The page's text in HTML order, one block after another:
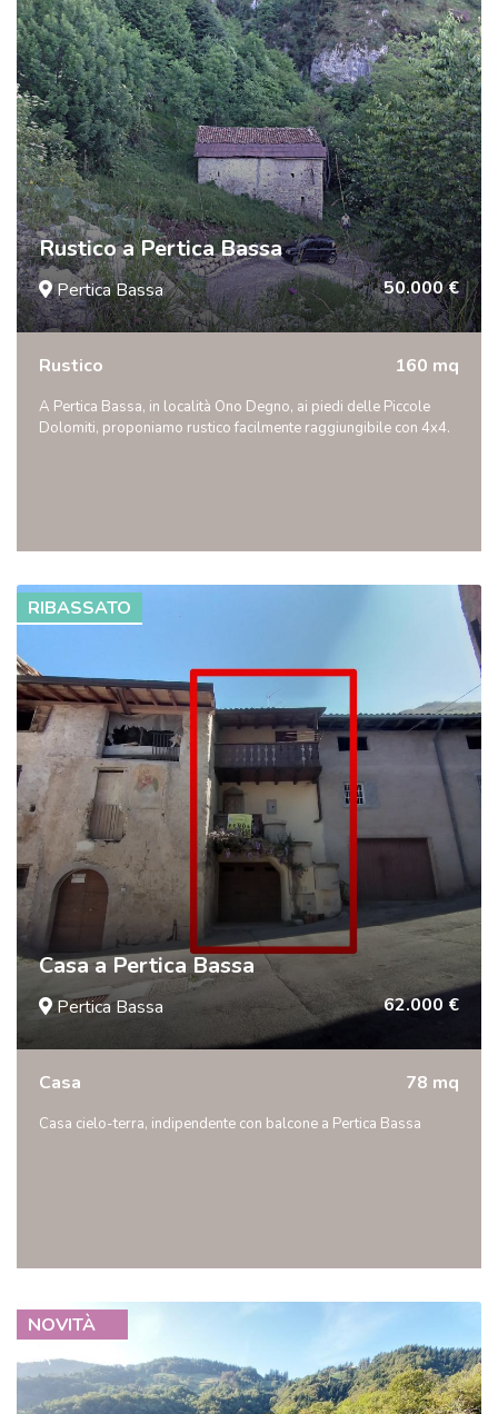
Rustico a Pertica Bassa
Pertica Bassa 50.000 €
Rustico 160 mq
A Pertica Bassa, in località Ono Degno, ai piedi delle Piccole
Dolomiti, proponiamo rustico facilmente raggiungibile con 4x4.
RIBASSATO
Casa a Pertica Bassa
Pertica Bassa 62.000 €
Casa 78 mq
Casa cielo-terra, indipendente con balcone a Pertica Bassa
NOVITÀ